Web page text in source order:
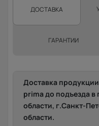
ДОСТАВКА
ГАРАНТИИ
Доставка
prima до подъезда
области, г.Санкт-
области.